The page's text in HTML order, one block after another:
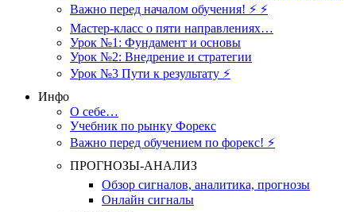
Важно перед началом обучения! ⚡ ⚡
Мастер-класс о пяти направлениях…
Урок №1: Фундамент и основы
Урок №2: Внедрение и стратегии
Урок №3 Пути к результату ⚡️
Инфо
О себе…
Учебник по рынку Форекс
Важно перед обучением по форекс! ⚡
ПРОГНОЗЫ-АНАЛИЗ
Обзор сигналов, аналитика, прогнозы
Онлайн сигналы